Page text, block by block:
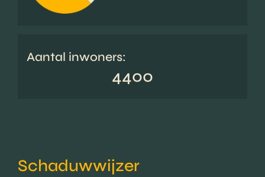
Aantal inwoners:
4400
Schaduwwijzer